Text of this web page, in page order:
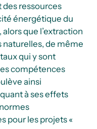
ressources
énergétique du
que l’extraction
naturelles, de même
qui y sont
compétences
ainsi
à ses effets
pour les projets «